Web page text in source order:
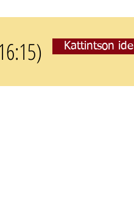
Kattintson ide